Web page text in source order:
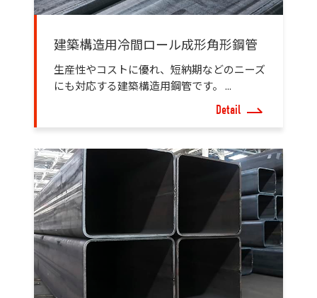
建築構造用冷間ロール成形角形鋼管
生産性やコストに優れ、短納期などのニーズ
にも対応する建築構造用鋼管です。 ...
Detail